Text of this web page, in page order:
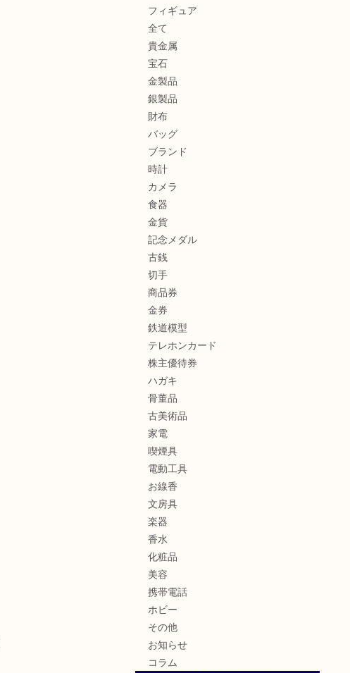
フィギュア
全て
貴金属
宝石
金製品
銀製品
財布
バッグ
ブランド
時計
カメラ
食器
金貨
記念メダル
古銭
切手
商品券
金券
鉄道模型
テレホンカード
株主優待券
ハガキ
骨董品
古美術品
家電
喫煙具
電動工具
お線香
文房具
楽器
香水
化粧品
美容
携帯電話
ホビー
その他
お知らせ
コラム